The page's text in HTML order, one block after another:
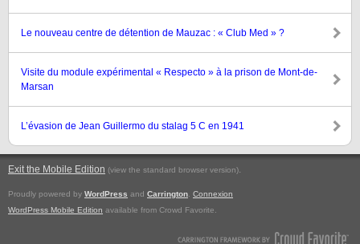
Le nouveau centre de détention de Mauzac : « Club Med » ?
Visite du module expérimental « Respecto » à la prison de Mont-de-
Marsan
L’évasion de Jean Guillermo du stalag 5 C en 1941
Exit the Mobile Edition (view the standard browser version).
Proudly powered by WordPress and Carrington Connexion
WordPress Mobile Edition available from Crowd Favorite.